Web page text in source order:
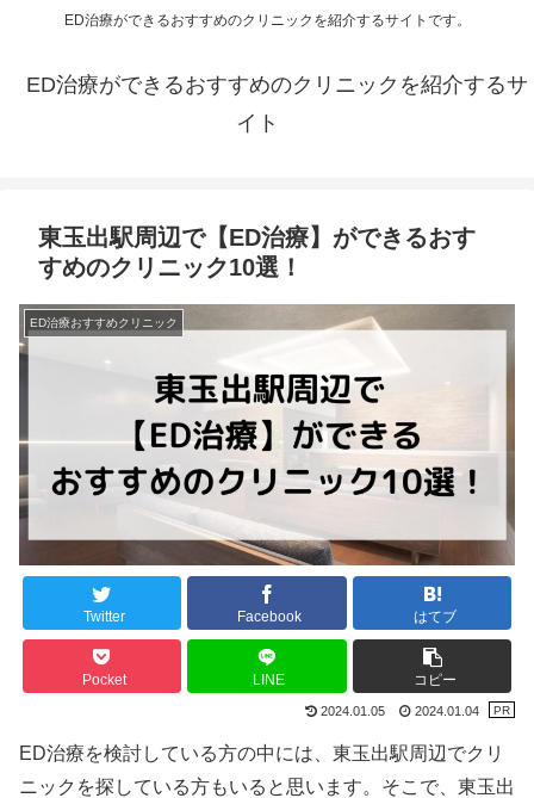
ED治療ができるおすすめのクリニックを紹介するサイトです。
ED治療ができるおすすめのクリニックを紹介するサ
イト
東玉出駅周辺で【ED治療】ができるおす
すめのクリニック10選！
ED治療おすすめクリニック
Twitter Facebook はてブ
Pocket LINE コピー
2024.01.05 2024.01.04
ED治療を検討している方の中には、東玉出駅周辺でクリ
ニックを探している方もいると思います。そこで、東玉出